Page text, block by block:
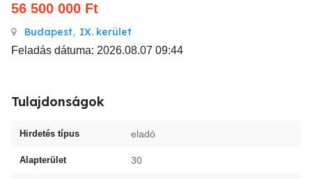
56 500 000 Ft
Budapest, IX. kerület
Feladás dátuma: 2026.08.07 09:44
Tulajdonságok
Hirdetés típus eladó
Alapterület 30